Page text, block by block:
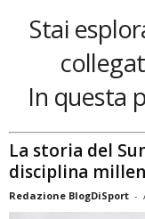
Stai
In questa
La storia del
disciplina
Redazione BlogDiSport -